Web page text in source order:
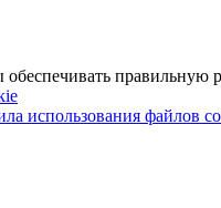
правильную
использования файлов